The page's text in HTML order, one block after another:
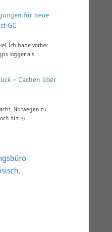
für neue
GC
Ich habe vorher
logger als
– Cachen über
Norwegen zu
hin ;-)